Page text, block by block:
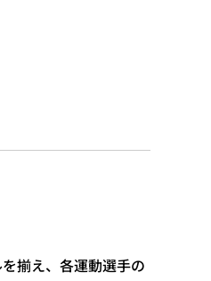
揃え、各運動選手の